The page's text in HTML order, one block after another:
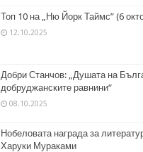
Топ 10 на „Ню Йорк Таймс” (6
12.10.2025
Добри Станчов: „Душата на
добруджанските равнини“
08.10.2025
Нобеловата награда за
Харуки Мураками